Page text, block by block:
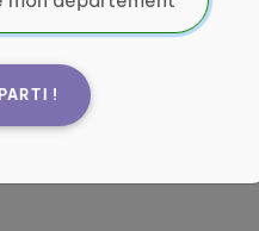
!
:
- 17:30 mardi : 08:30